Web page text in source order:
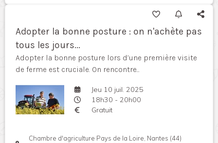
Adopter la bonne posture : on n'achète pas
tous les jours...
Adopter la bonne posture lors d’une première visite
de ferme est cruciale. On rencontre...
Jeu 10 juil. 2025
18h30 - 20h00
Gratuit
Chambre d'agriculture Pays de la Loire, Nantes (44)